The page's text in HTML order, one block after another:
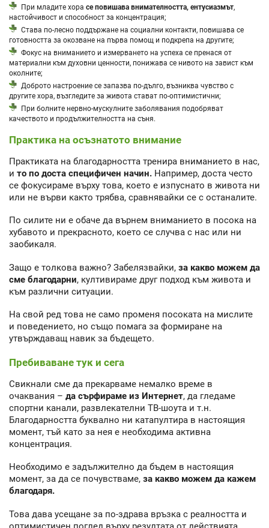
При младите хорасе повишава внимателността, ентусиазмът,
настойчивост и способност за концентрация;
Става по-лесно поддържане на социални контакти, повишава се
готовността за окозване на първа помощ и подкрепа на другите;
Фокус на вниманието и измерването на успеха се пренася от
материални към духовни ценности, понижава се нивото на завист към
околните;
Доброто настроение се запазва по-дълго, възниква чувство с
другите хора, възгледите за живота стават по-оптимистични;
При болните нервно-мускулните заболявания подобряват
качеството и продължителността на съня.
Практика на осъзнатото внимание
Практиката на благодарността тренира вниманието в нас,
и то по доста специфичен начин. Например, доста често
се фокусираме върху това, което е изпуснато в живота ни
или не върви както трябва, сравнявайки се с останалите.
По силите ни е обаче да върнем вниманието в посока на
хубавото и прекрасното, което се случва с нас или ни
заобикаля.
Защо е толкова важно? Забелязвайки, за какво можем да
сме благодарни, култивираме друг подход към живота и
към различни ситуации.
На свой ред това не само променя посоката на мислите
и поведението, но също помага за формиране на
утвърждаващ навик за бъдещето.
Пребиваване тук и сега
Свикнали сме да прекарваме немалко време в
очаквания – да сърфираме из Интернет, да гледаме
спортни канали, развлекателни ТВ-шоута и т.н.
Благодарността буквално ни катапултира в настоящия
момент, тъй като за нея е необходима активна
концентрация.
Необходимо е задължително да бъдем в настоящия
момент, за да се почувстваме, за какво можем да кажем
благодаря.
Това дава усещане за по-здрава връзка с реалността и